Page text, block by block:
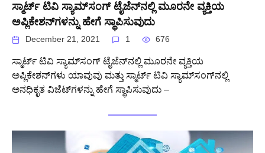
ಸ್ಮಾರ್ಟ್ ಟಿವಿ ಸ್ಯಾಮ್‌ಸಂಗ್ ಟೈಜೆನ್‌ನಲ್ಲಿ ಮೂರನೇ ವ್ಯಕ್ತಿಯ
ಅಪ್ಲಿಕೇಶನ್‌ಗಳನ್ನು ಹೇಗೆ ಸ್ಥಾಪಿಸುವುದು
December 21, 2021 1 676
ಸ್ಮಾರ್ಟ್ ಟಿವಿ ಸ್ಯಾಮ್‌ಸಂಗ್ ಟೈಜೆನ್‌ನಲ್ಲಿ ಮೂರನೇ ವ್ಯಕ್ತಿಯ
ಅಪ್ಲಿಕೇಶನ್‌ಗಳು ಯಾವುವು ಮತ್ತು ಸ್ಮಾರ್ಟ್ ಟಿವಿ ಸ್ಯಾಮ್‌ಸಂಗ್‌ನಲ್ಲಿ
ಅನಧಿಕೃತ ವಿಜೆಟ್‌ಗಳನ್ನು ಹೇಗೆ ಸ್ಥಾಪಿಸುವುದು –